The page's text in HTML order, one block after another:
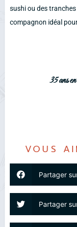
sushi ou des
compagnon idéal
35 ans
VOUS
Partager
Partager